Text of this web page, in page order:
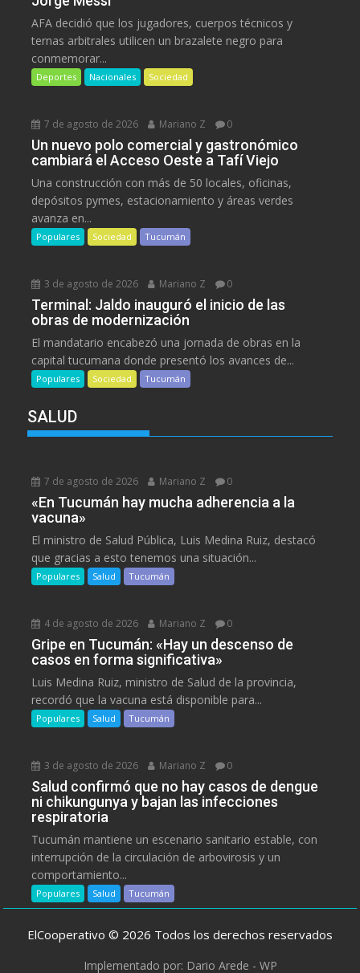
AFA decidió que los jugadores, cuerpos técnicos y
ternas arbitrales utilicen un brazalete negro para
conmemorar...
Deportes Nacionales Sociedad
7 de agosto de 2026 Mariano Z 0
Un nuevo polo comercial y gastronómico
cambiará el Acceso Oeste a Tafí Viejo
Una construcción con más de 50 locales, oficinas,
depósitos pymes, estacionamiento y áreas verdes
avanza en...
Populares Sociedad Tucumán
3 de agosto de 2026 Mariano Z 0
Terminal: Jaldo inauguró el inicio de las
obras de modernización
El mandatario encabezó una jornada de obras en la
capital tucumana donde presentó los avances de...
Populares Sociedad Tucumán
SALUD
7 de agosto de 2026 Mariano Z 0
«En Tucumán hay mucha adherencia a la
vacuna»
El ministro de Salud Pública, Luis Medina Ruiz, destacó
que gracias a esto tenemos una situación...
Populares Salud Tucumán
4 de agosto de 2026 Mariano Z 0
Gripe en Tucumán: «Hay un descenso de
casos en forma significativa»
Luis Medina Ruiz, ministro de Salud de la provincia,
recordó que la vacuna está disponible para...
Populares Salud Tucumán
3 de agosto de 2026 Mariano Z 0
Salud confirmó que no hay casos de dengue
ni chikungunya y bajan las infecciones
respiratoria
Tucumán mantiene un escenario sanitario estable, con
interrupción de la circulación de arbovirosis y un
comportamiento...
Populares Salud Tucumán
ElCooperativo © 2026 Todos los derechos reservados